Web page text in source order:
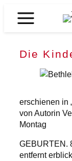
Inhalt
Die
erschienen in
von Autorin
Montag
GEBURTEN.
entfernt